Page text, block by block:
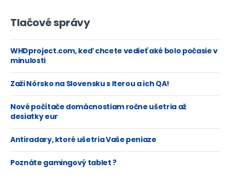
Tlačové správy
WHDproject.com, keď chcete vedieť aké bolo počasie v
minulosti
Zaži Nórsko na Slovensku s Iterou a ich QA!
Nové počítače domácnostiam ročne ušetria až
desiatky eur
Antiradary, ktoré ušetria Vaše peniaze
Poznáte gamingový tablet ?